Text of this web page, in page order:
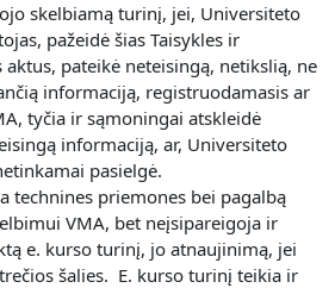
skelbiamą turinį, jei, Universiteto
pažeidė šias Taisykles ir
aktus, pateikė neteisingą, netikslią, ne
informaciją, registruodamasis ar
tyčia ir sąmoningai atskleidė
informaciją, ar, Universiteto
pasielgė.
technines priemones bei pagalbą
VMA, bet neįsipareigoja ir
e. kurso turinį, jo atnaujinimą, jei
šalies. E. kurso turinį teikia ir